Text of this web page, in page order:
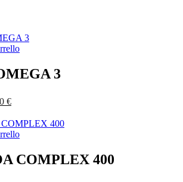
3
€.
€Current
price
is:
19,90 €.
COMPLEX 400